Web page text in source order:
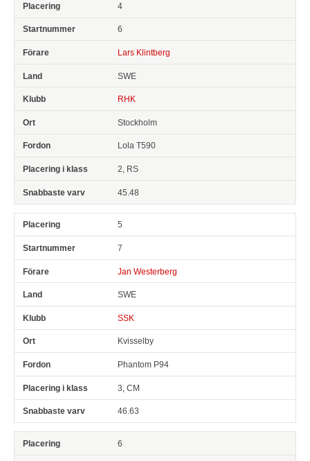
4
6
Lars Klintberg
SWE
RHK
Stockholm
Lola T590
2, RS
45.48
5
7
Jan Westerberg
SWE
SSK
Kvisselby
Phantom P94
3, CM
46.63
6